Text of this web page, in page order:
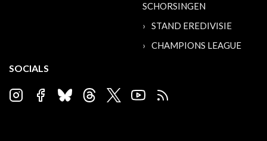
SCHORSINGEN
STAND EREDIVISIE
CHAMPIONS LEAGUE
SOCIALS